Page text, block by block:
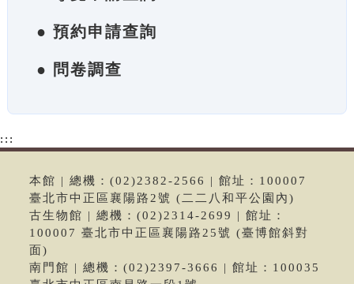
● 預約申請查詢
● 問卷調查
:::
本館 | 總機：(02)2382-2566 | 館址：100007
臺北市中正區襄陽路2號 (二二八和平公園內)
古生物館 | 總機：(02)2314-2699 | 館址：
100007 臺北市中正區襄陽路25號 (臺博館斜對
面)
南門館 | 總機：(02)2397-3666 | 館址：100035